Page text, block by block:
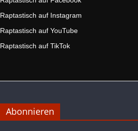
Raptastisch auf Instagram
Raptastisch auf YouTube
Raptastisch auf TikTok
Abonnieren